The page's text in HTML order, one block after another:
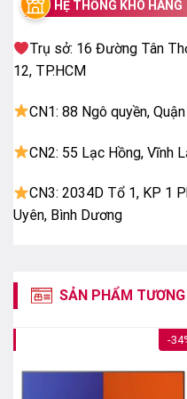
sáng tốt hơn, tăng độ
AI 4K Clarity – nâng
Giúp nâng cấp nội dung
chuẩn 4K, giảm nhiễu
HỆ THỐNG KHO HÀNG
Trụ sở: 16 Đường Tân
12, TP.HCM
CN1: 88 Ngô quyền,
CN2: 55 Lạc Hồng, Vĩnh
CN3: 2034D Tổ 1, KP 1
Uyên, Bình Dương
SẢN PHẨM
-